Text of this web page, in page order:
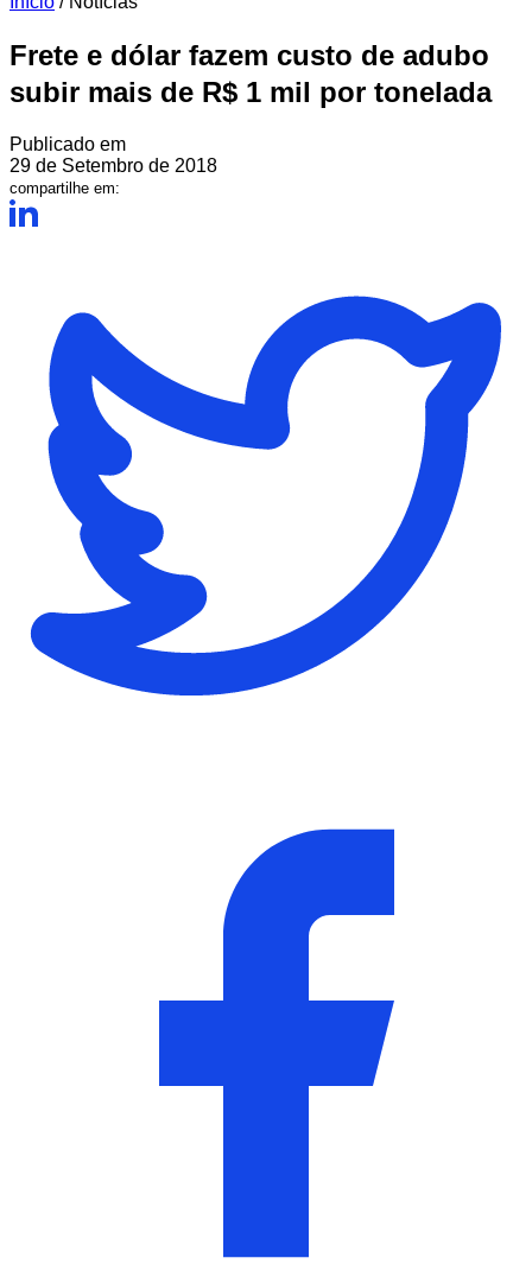
Frete e dólar fazem custo de adubo
subir mais de R$ 1 mil por tonelada
Publicado em
29 de Setembro de 2018
compartilhe em: